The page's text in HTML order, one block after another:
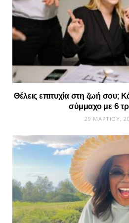
Θέλεις επιτυχία στη ζωή σου;
σύμμαχο με 6
29 ΜΑΡΤΊΟΥ,